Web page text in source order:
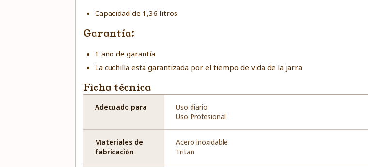
Capacidad de 1,36 litros
Garantía:
1 año de garantía
La cuchilla está garantizada por el tiempo de vida de la jarra
Ficha técnica
Adecuado para
Uso diario
Uso Profesional
Materiales de
fabricación
Acero inoxidable
Tritan